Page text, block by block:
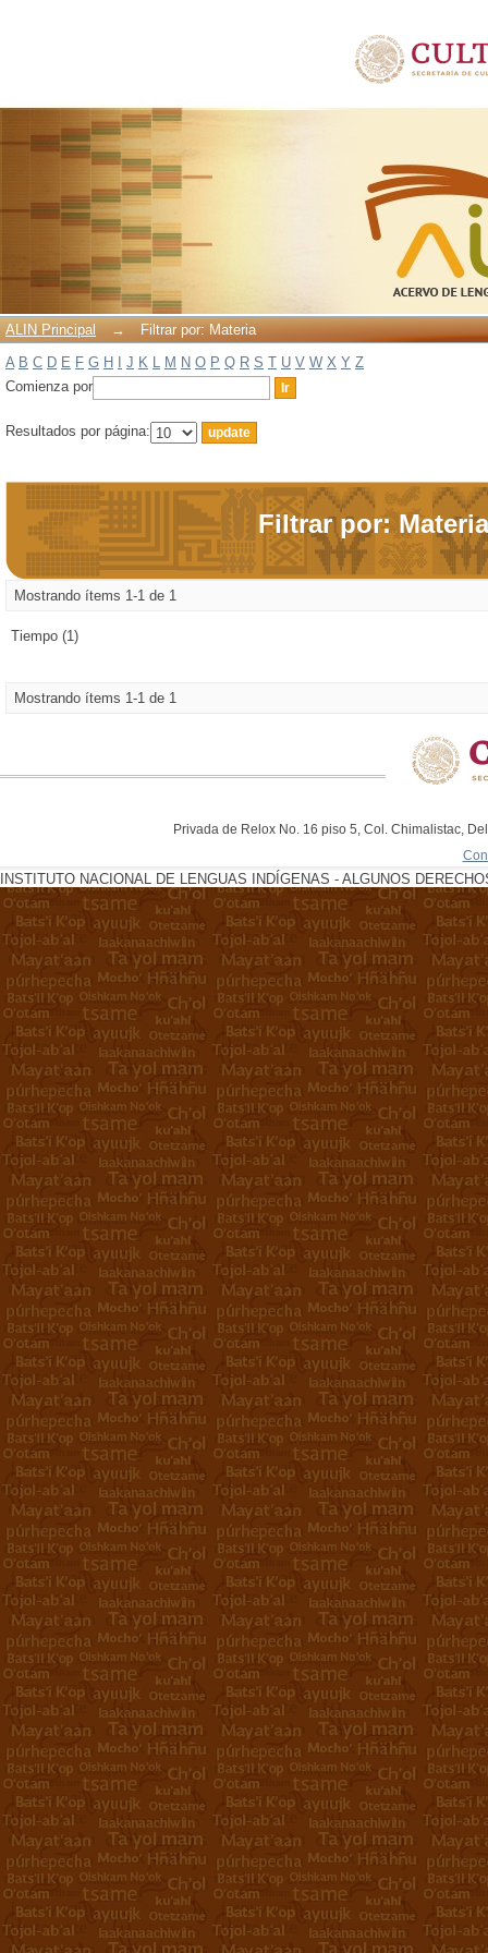
ALIN Principal →
Filtrar por: Materia
A B C D E F G H J K L M N O P Q R S T U V W X Y Z
Comienza por
Resultados por página:
Filtrar por: Materia
Mostrando ítems 1-1 de 1
Tiempo (1)
Mostrando ítems 1-1 de 1
Privada de Relox No. 16 piso 5, Col. Chimalistac,
INSTITUTO NACIONAL DE LENGUAS INDÍGENAS - ALGUNOS